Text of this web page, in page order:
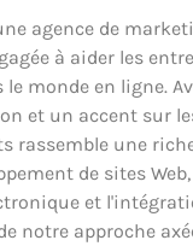
agence de
à aider les
le monde en ligne.
et un accent sur
rassemble une
de sites
et
notre approche